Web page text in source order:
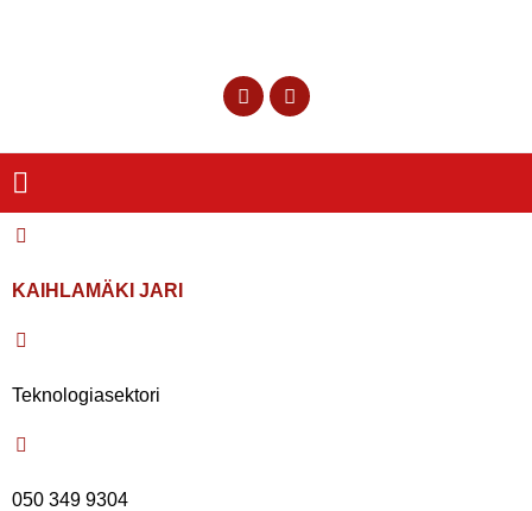
KAIHLAMÄKI JARI
Teknologiasektori
050 349 9304